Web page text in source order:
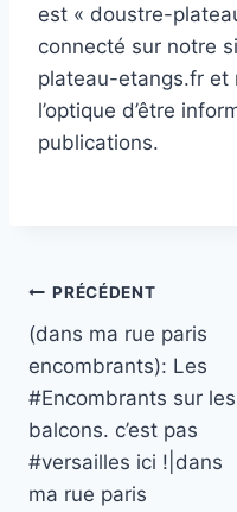
est « doustre-
connecté sur notre
plateau-etangs.fr et
l’optique d’être
publications.
Navigation
de
l’article
PRÉCÉDENT
(dans ma rue paris
encombrants): Les
#Encombrants sur les
balcons. c’est pas
#versailles ici !|dans
ma rue paris